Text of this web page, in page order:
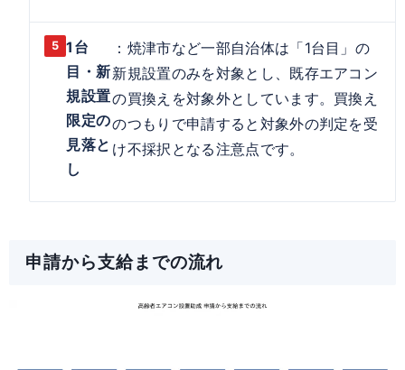
1台
目・新
規設置
限定の
見落と
し
：焼津市など一部自治体は「1台目」の
新規設置のみを対象とし、既存エアコン
の買換えを対象外としています。買換え
のつもりで申請すると対象外の判定を受
け不採択となる注意点です。
申請から支給までの流れ